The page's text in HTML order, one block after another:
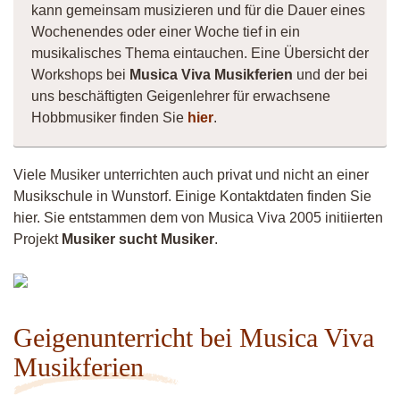
kann gemeinsam musizieren und für die Dauer eines
Wochenendes oder einer Woche tief in ein
musikalisches Thema eintauchen. Eine Übersicht der
Workshops bei Musica Viva Musikferien und der bei
uns beschäftigten Geigenlehrer für erwachsene
Hobbmusiker finden Sie hier.
Viele Musiker unterrichten auch privat und nicht an einer
Musikschule in Wunstorf. Einige Kontaktdaten finden Sie
hier. Sie entstammen dem von Musica Viva 2005 initiierten
Projekt Musiker sucht Musiker.
Geigenunterricht bei Musica Viva
Musikferien